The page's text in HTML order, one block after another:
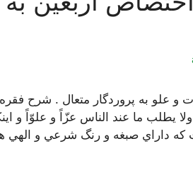
ولا يطلب ما عند الناس عزّاً و علوّاً و
صبغه و رنگ شرعي و الهي هستند. 2 چگونه